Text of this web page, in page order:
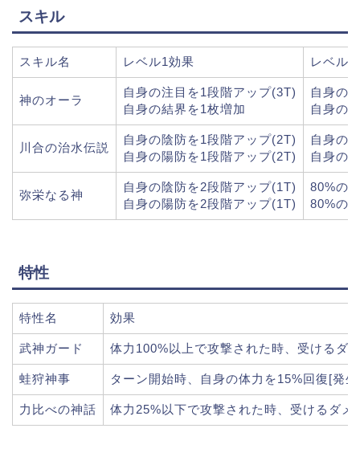
スキル
スキル名 レベル1効果 レベル
神のオーラ
自身の注目を1段階アップ(3T)
自身の結界を1枚増加
自身の
自身の
川合の治水伝説
自身の陰防を1段階アップ(2T)
自身の陽防を1段階アップ(2T)
自身の
自身の
弥栄なる神
自身の陰防を2段階アップ(1T)
自身の陽防を2段階アップ(1T)
80%の
80%の
特性
特性名 効果
武神ガード 体力100%以上で攻撃された時、受けるダ
蛙狩神事 ターン開始時、自身の体力を15%回復[発
力比べの神話 体力25%以下で攻撃された時、受けるダ